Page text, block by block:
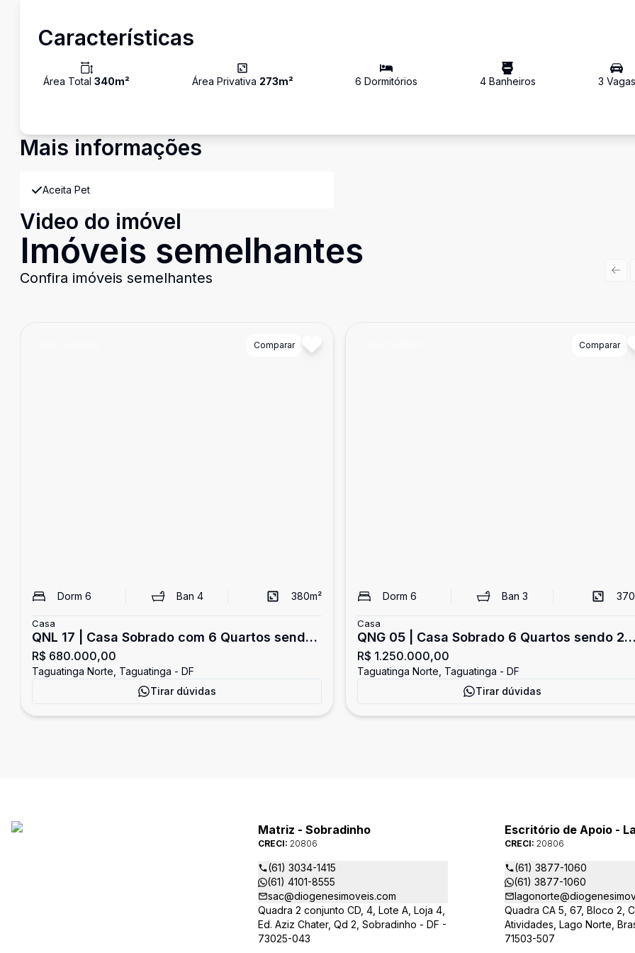
Características
Área Total 340m² Área Privativa 273m² 6 Dormitórios 4Banheiros 3 Vagas
Mais informações
Aceita Pet
Video do imóvel
Imóveis semelhantes
Confira imóveis semelhantes
Comparar
Dorm 6 Ban 4 380m²
Casa
QNL 17 | Casa Sobrado com 6 Quartos sendo
2 Suítes com 4 Vagas de Garagem-
Taguatinga Norte
R$ 680.000,00
Taguatinga Norte, Taguatinga - DF
Tirar dúvidas
Comparar
Dorm 6 Ban 3 370
Casa
QNG 05 | Casa Sobrado 6 Quartos sendo 2
suítes - Aceita financiamento - com 3 Vagas
de Garagem - Taguatinga
R$ 1.250.000,00
Taguatinga Norte, Taguatinga - DF
Tirar dúvidas
Matriz - Sobradinho
CRECI: 20806
(61) 3034-1415
(61) 4101-8555
sac@diogenesimoveis.com
Quadra 2 conjunto CD, 4, Lote A, Loja 4,
Ed. Aziz Chater, Qd 2, Sobradinho - DF -
73025-043
Escritório de Apoio -
CRECI: 20806
(61) 3877-1060
(61) 3877-1060
Quadra CA 5, 67, Bloco 2,
Atividades, Lago Norte,
71503-507